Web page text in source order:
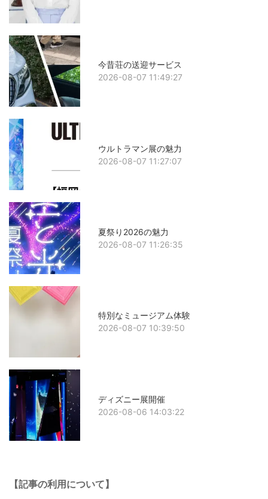
今昔荘の送迎サービス
2026-08-07 11:49:27
ウルトラマン展の魅力
2026-08-07 11:27:07
夏祭り2026の魅力
2026-08-07 11:26:35
特別なミュージアム体験
2026-08-07 10:39:50
ディズニー展開催
2026-08-06 14:03:22
【記事の利用について】